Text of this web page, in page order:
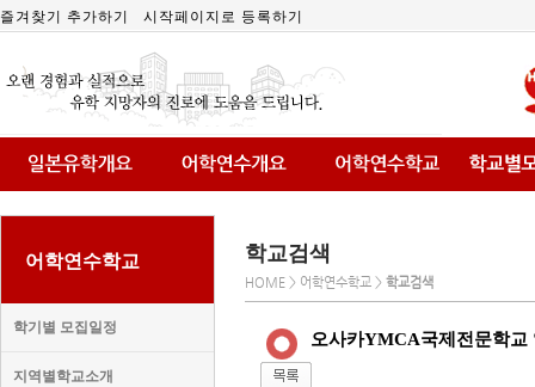
즐겨찾기 추가하기 시작페이지로 등록하기
어학연수학교
학기별 모집일정
지역별학교소개
학교검색
HOME > 어학연수학교 > 학교검색
오사카YMCA국제전문학교